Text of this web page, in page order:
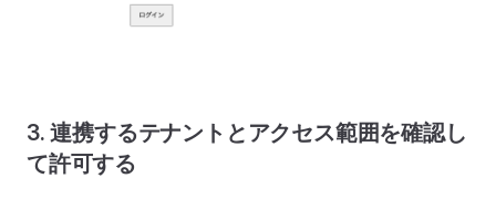
3. 連携するテナントとアクセス範囲を確認し
て許可する